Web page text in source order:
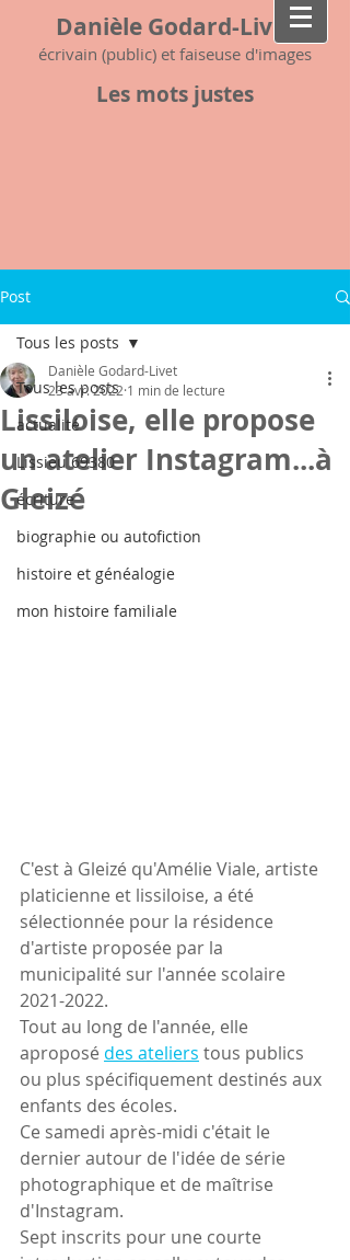
Danièle Godard-Livet
écrivain (public) et faiseuse d'images
Les mots justes
Post
Tous les posts
actualité
Lissieu 69380
écriture
biographie ou autofiction
histoire et généalogie
mon histoire familiale
Tous les posts
Lissiloise, elle propose
un atelier Instagram...à
Gleizé
Danièle Godard-Livet
23 avr. 2022 1 min de lecture
C'est à Gleizé qu'Amélie Viale, artiste
platicienne et lissiloise, a été
sélectionnée pour la résidence
d'artiste proposée par la
municipalité sur l'année scolaire
2021-2022.
Tout au long de l'année, elle
aproposé des ateliers tous publics
ou plus spécifiquement destinés aux
enfants des écoles.
Ce samedi après-midi c'était le
dernier autour de l'idée de série
photographique et de maîtrise
d'Instagram.
Sept inscrits pour une courte